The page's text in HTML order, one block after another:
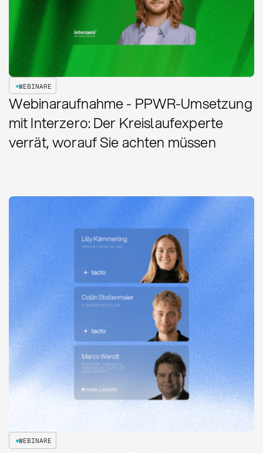
WEBINARE
Webinaraufnahme - PPWR-Umsetzung
mit Interzero: Der Kreislaufexperte
verrät, worauf Sie achten müssen
WEBINARE